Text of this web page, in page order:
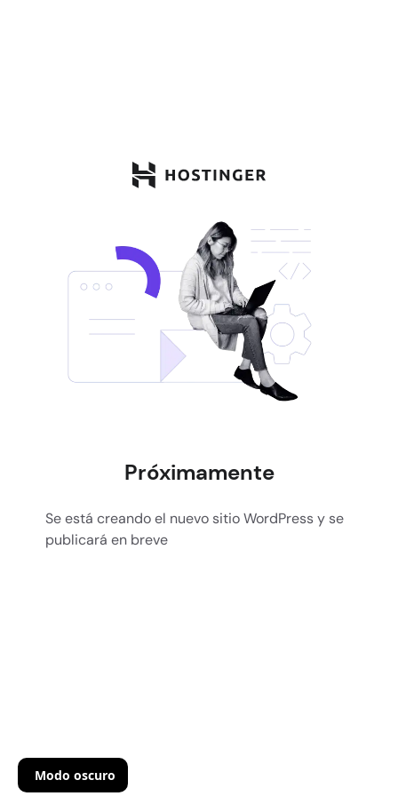
Próximamente
Se está creando el nuevo sitio WordPress y se
publicará en breve
Modo oscuro